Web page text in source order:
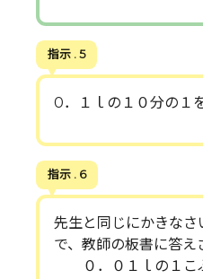
指示 . 5
0．１ｌの１０分の１
指示 . 6
先生と同じにかきな
で、教師の板書に答え
０．０１ｌの１こ